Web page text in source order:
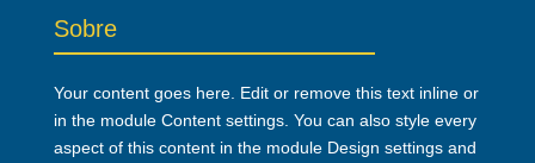
Sobre
Your content goes here. Edit or remove this text inline or
in the module Content settings. You can also style every
aspect of this content in the module Design settings and